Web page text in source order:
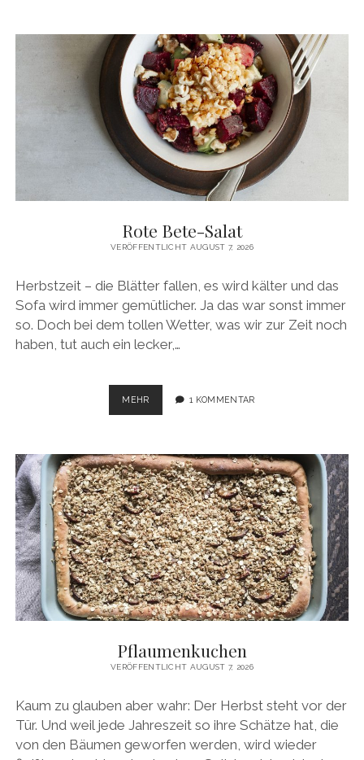
LECKER
Rote Bete-Salat
VERÖFFENTLICHT AUGUST 7, 2026
Herbstzeit – die Blätter fallen, es wird kälter und das
Sofa wird immer gemütlicher. Ja das war sonst immer
so. Doch bei dem tollen Wetter, was wir zur Zeit noch
haben, tut auch ein lecker,…
MEHRROTE
BETE-
1 KOMMENTAR
Pflaumenkuchen
VERÖFFENTLICHT AUGUST 7, 2026
Kaum zu glauben aber wahr: Der Herbst steht vor der
Tür. Und weil jede Jahreszeit so ihre Schätze hat, die
von den Bäumen geworfen werden, wird wieder